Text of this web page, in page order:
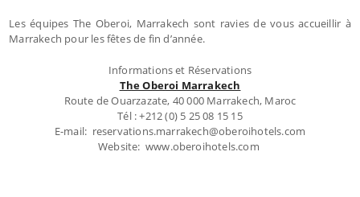
Les équipes The Oberoi, Marrakech sont ravies de vous accueillir à
Marrakech pour les fêtes de fin d’année.
Informations et Réservations
The Oberoi Marrakech
Route de Ouarzazate, 40 000 Marrakech, Maroc
Tél : +212 (0) 5 25 08 15 15
E-mail: reservations.marrakech@oberoihotels.com
Website: www.oberoihotels.com